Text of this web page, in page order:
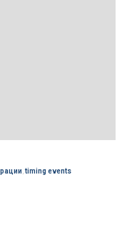
timing events